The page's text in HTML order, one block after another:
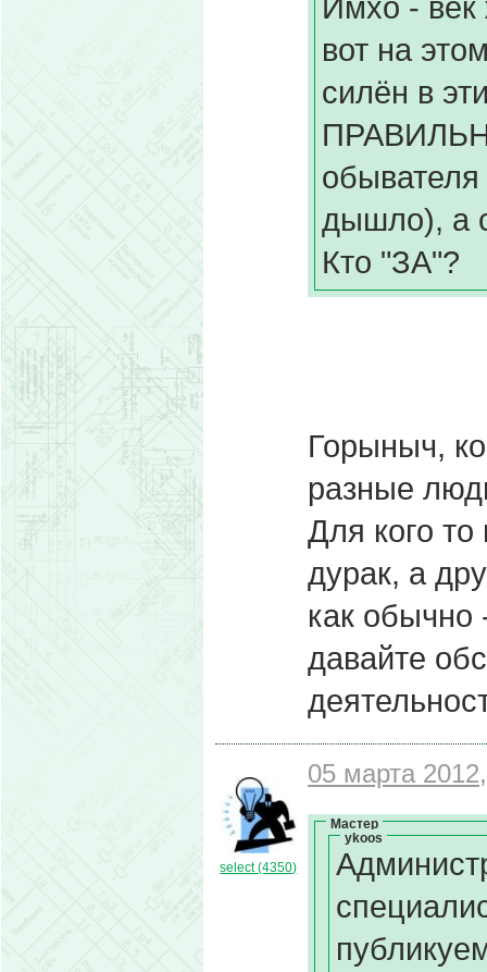
вот на
силён в
обывателя
дышло),
Кто "ЗА"?
Горыныч,
разные
Для кого то
дурак, а
как
давайте
select (4350)
05 марта
Мастер
ykoos